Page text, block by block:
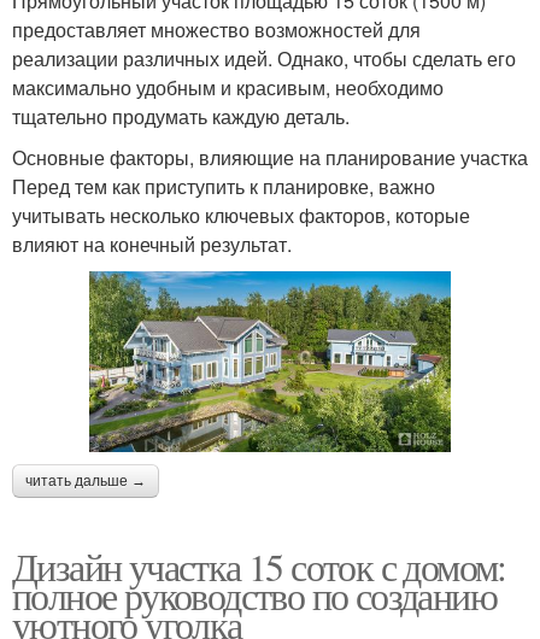
предоставляет множество возможностей для
реализации различных идей. Однако, чтобы сделать его
максимально удобным и красивым, необходимо
тщательно продумать каждую деталь.
Основные факторы, влияющие на планирование участка
Перед тем как приступить к планировке, важно
учитывать несколько ключевых факторов, которые
влияют на конечный результат.
читать дальше →
Дизайн участка 15 соток с домом:
полное руководство по созданию
уютного уголка